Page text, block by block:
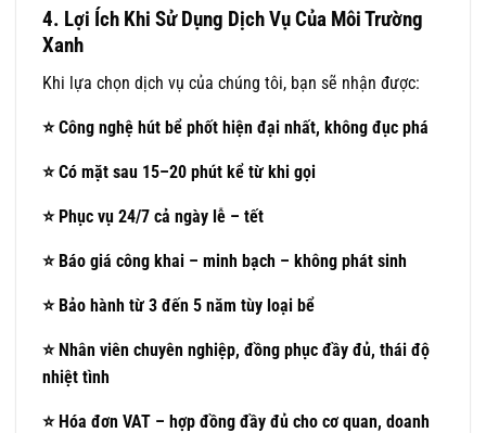
4. Lợi Ích Khi Sử Dụng Dịch Vụ Của Môi Trường
Xanh
Khi lựa chọn dịch vụ của chúng tôi, bạn sẽ nhận được:
⭐Công nghệ hút bể phốt hiện đại nhất, không đục phá
⭐Có mặt sau 15–20 phút kể từ khi gọi
⭐Phục vụ 24/7 cả ngày lễ – tết
⭐Báo giá công khai – minh bạch – không phát sinh
⭐Bảo hành từ 3 đến 5 năm tùy loại bể
⭐Nhân viên chuyên nghiệp, đồng phục đầy đủ, thái độ
nhiệt tình
⭐Hóa đơn VAT – hợp đồng đầy đủ cho cơ quan, doanh